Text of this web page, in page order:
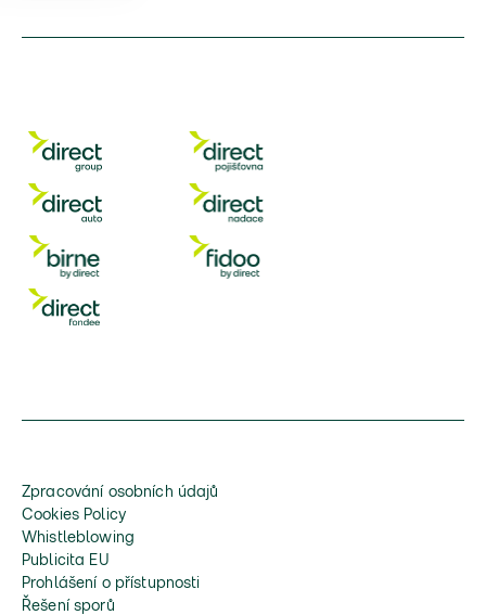
Zpracování osobních údajů
Cookies Policy
Whistleblowing
Publicita EU
Prohlášení o přístupnosti
Řešení sporů